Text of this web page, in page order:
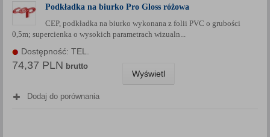
Podkładka na biurko Pro Gloss różowa
CEP, podkładka na biurko wykonana z folii PVC o grubości
0,5m; supercienka o wysokich parametrach wizualn...
Dostępność: TEL.
74,37 PLN brutto
Wyświetl
Dodaj do porównania
czy cenach indywidualnych, ważna jest Państwa wcześniejsza
zgoda której udzieliliście podczas zakładania konta.
Każda Państwa zgoda jest dobrowolna i można ją w dowolnym
momencie wycofać.
Polityka prywatności (rozwiń)
Klauzula Informacyjna (rozwiń)
Lista Zaufanych Partnerów (rozwiń)